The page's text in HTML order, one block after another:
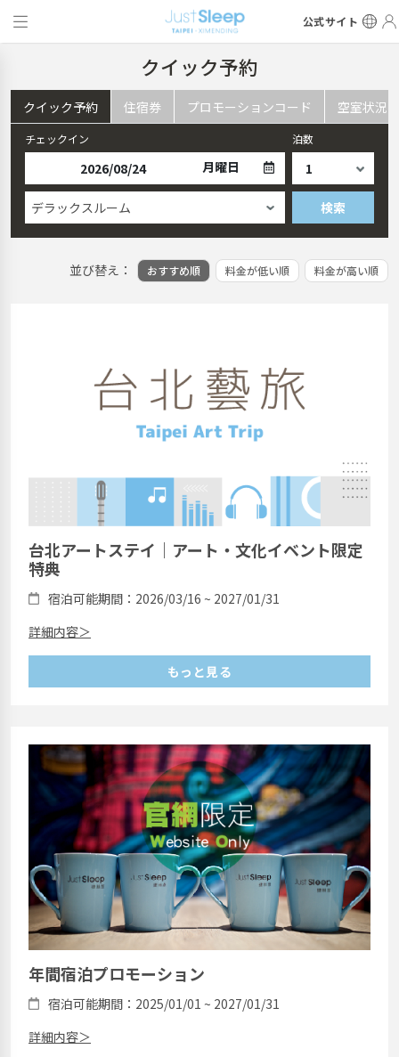
公式サイト
クイック予約
クイック予約 住宿券 プロモーションコード 空室状況
チェックイン
月曜日
泊数
デラックスルーム 検索
並び替え： おすすめ順 料金が低い順 料金が高い順
台北アートステイ｜アート・文化イベント限定
特典
宿泊可能期間：2026/03/16 ~ 2027/01/31
詳細内容＞
もっと見る
年間宿泊プロモーション
宿泊可能期間：2025/01/01 ~ 2027/01/31
詳細内容＞